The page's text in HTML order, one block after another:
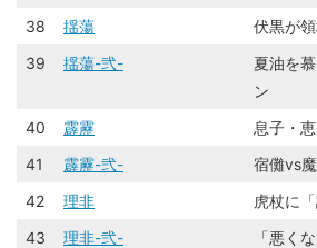
38
揺蕩
伏黒が
39
揺蕩-弐-
夏油を
ン
40
霹靂
息子・
41
霹靂-弐-
宿儺vs
42
理非
虎杖に
43
理非-弐-
「悪く